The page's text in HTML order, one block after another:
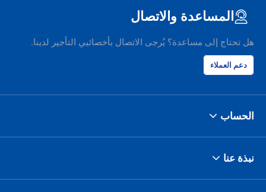
المساعدة والاتصال
هل تحتاج إلى مساعدة؟ يُرجى الاتصال بأخصائيي التأجير لدينا.
دعم العملاء
الحساب
نبذة عنا